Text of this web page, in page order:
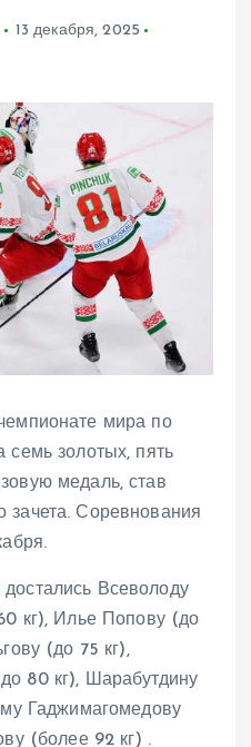
13 декабря, 2025
мира по
семь золотых, пять
медаль, став
зачета. Соревнования
Всеволоду
кг), Илье Попову (до
(до 75 кг),
80 кг), Шарабутдину
Гаджимагомедову
(более 92 кг) .